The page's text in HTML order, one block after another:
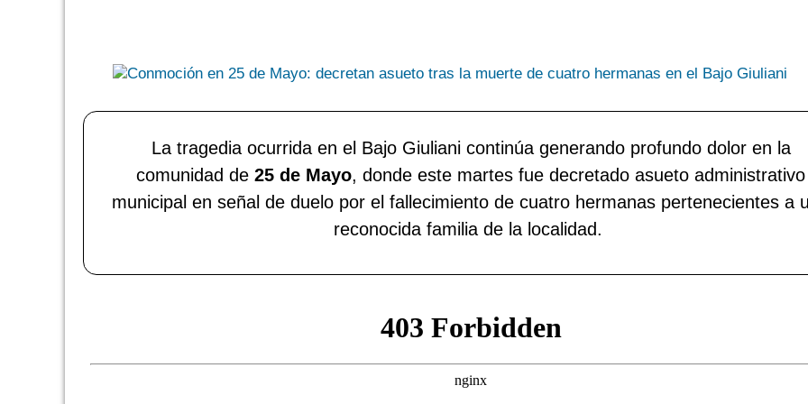
La tragedia ocurrida en el Bajo Giuliani continúa generando profundo dolor en la
comunidad de 25 de Mayo, donde este martes fue decretado asueto administrativo
municipal en señal de duelo por el fallecimiento de cuatro hermanas pertenecientes a
reconocida familia de la localidad.